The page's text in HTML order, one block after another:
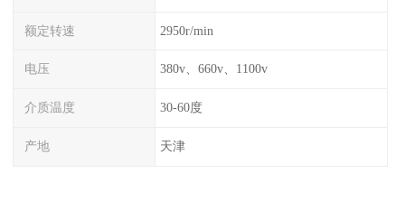
额定转速 2950r/min
电压 380v、660v、1100v
介质温度 30-60度
产地 天津